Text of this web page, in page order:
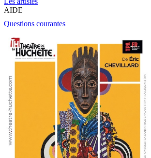
AIDE
Questions courantes